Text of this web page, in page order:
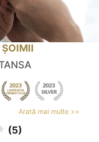
Arată mai multe >>
(5)